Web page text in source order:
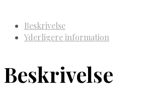
Beskrivelse
Yderligere information
Beskrivelse